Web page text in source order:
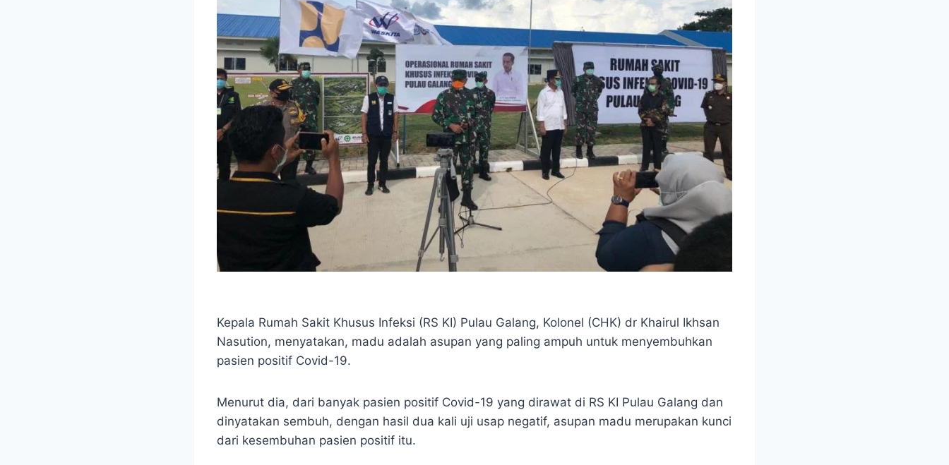
Kepala Rumah Sakit Khusus Infeksi (RS KI) Pulau Galang, Kolonel (CHK) dr Khairul Ikhsan
Nasution, menyatakan, madu adalah asupan yang paling ampuh untuk menyembuhkan
pasien positif Covid-19.
Menurut dia, dari banyak pasien positif Covid-19 yang dirawat di RS KI Pulau Galang dan
dinyatakan sembuh, dengan hasil dua kali uji usap negatif, asupan madu merupakan kunci
dari kesembuhan pasien positif itu.